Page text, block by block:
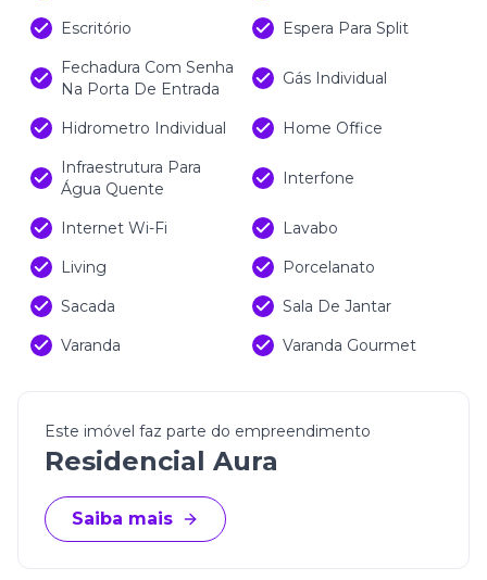
Escritório
Espera Para Split
Fechadura Com Senha
Na Porta De Entrada
Gás Individual
Hidrometro Individual
Home Office
Infraestrutura Para
Água Quente
Interfone
Internet Wi-Fi
Lavabo
Living
Porcelanato
Sacada
Sala De Jantar
Varanda
Varanda Gourmet
Este imóvel faz parte do empreendimento
Residencial Aura
Saiba mais